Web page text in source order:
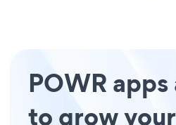
POWR
to grow